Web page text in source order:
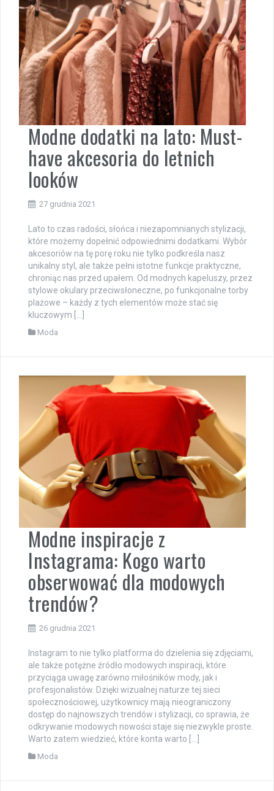
Modne dodatki na lato: Must-
have akcesoria do letnich
looków
27 grudnia 2021
Lato to czas radości, słońca i niezapomnianych stylizacji,
które możemy dopełnić odpowiednimi dodatkami. Wybór
akcesoriów na tę porę roku nie tylko podkreśla nasz
unikalny styl, ale także pełni istotne funkcje praktyczne,
chroniąc nas przed upałem. Od modnych kapeluszy, przez
stylowe okulary przeciwsłoneczne, po funkcjonalne torby
plażowe – każdy z tych elementów może stać się
kluczowym […]
Moda
Modne inspiracje z
Instagrama: Kogo warto
obserwować dla modowych
trendów?
26 grudnia 2021
Instagram to nie tylko platforma do dzielenia się zdjęciami,
ale także potężne źródło modowych inspiracji, które
przyciąga uwagę zarówno miłośników mody, jak i
profesjonalistów. Dzięki wizualnej naturze tej sieci
społecznościowej, użytkownicy mają nieograniczony
dostęp do najnowszych trendów i stylizacji, co sprawia, że
odkrywanie modowych nowości staje się niezwykle proste.
Warto zatem wiedzieć, które konta warto […]
Moda